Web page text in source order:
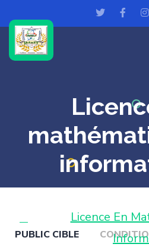
Licence En
PUBLIC CIBLE